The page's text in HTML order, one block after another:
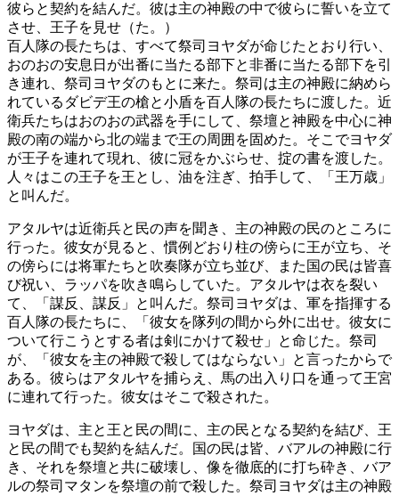
彼らと契約を結んだ。彼は主の神殿の中で彼らに誓いを立て
させ、王子を見せ（た。）
百人隊の長たちは、すべて祭司ヨヤダが命じたとおり行い、
おのおの安息日が出番に当たる部下と非番に当たる部下を引
き連れ、祭司ヨヤダのもとに来た。祭司は主の神殿に納めら
れているダビデ王の槍と小盾を百人隊の長たちに渡した。近
衛兵たちはおのおの武器を手にして、祭壇と神殿を中心に神
殿の南の端から北の端まで王の周囲を固めた。そこでヨヤダ
が王子を連れて現れ、彼に冠をかぶらせ、掟の書を渡した。
人々はこの王子を王とし、油を注ぎ、拍手して、「王万歳」
と叫んだ。
アタルヤは近衛兵と民の声を聞き、主の神殿の民のところに
行った。彼女が見ると、慣例どおり柱の傍らに王が立ち、そ
の傍らには将軍たちと吹奏隊が立ち並び、また国の民は皆喜
び祝い、ラッパを吹き鳴らしていた。アタルヤは衣を裂い
て、「謀反、謀反」と叫んだ。祭司ヨヤダは、軍を指揮する
百人隊の長たちに、「彼女を隊列の間から外に出せ。彼女に
ついて行こうとする者は剣にかけて殺せ」と命じた。祭司
が、「彼女を主の神殿で殺してはならない」と言ったからで
ある。彼らはアタルヤを捕らえ、馬の出入り口を通って王宮
に連れて行った。彼女はそこで殺された。
ヨヤダは、主と王と民の間に、主の民となる契約を結び、王
と民の間でも契約を結んだ。国の民は皆、バアルの神殿に行
き、それを祭壇と共に破壊し、像を徹底的に打ち砕き、バア
ルの祭司マタンを祭壇の前で殺した。祭司ヨヤダは主の神殿